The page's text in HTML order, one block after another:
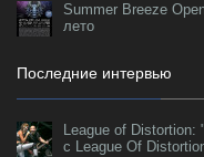
Summer Breeze
лето
Последние интервью
League of
с League Of